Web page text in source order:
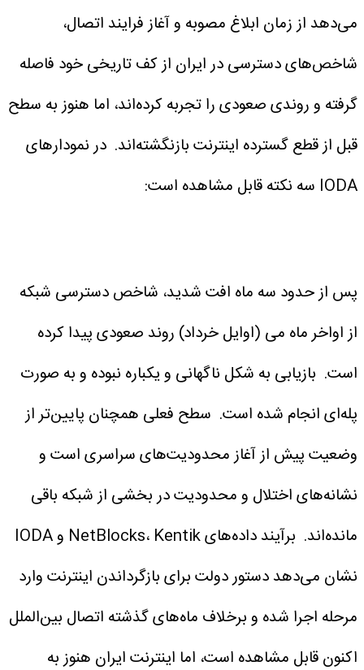
می‌دهد از زمان ابلاغ مصوبه و آغاز فرایند اتصال،
شاخص‌های دسترسی در ایران از کف تاریخی خود فاصله
گرفته و روندی صعودی را تجربه کرده‌اند، اما هنوز به سطح
قبل از قطع گسترده اینترنت بازنگشته‌اند. در نمودارهای
IODA سه نکته قابل مشاهده است:
پس از حدود سه ماه افت شدید، شاخص دسترسی شبکه
از اواخر ماه می (اوایل خرداد) روند صعودی پیدا کرده
است. بازیابی به شکل ناگهانی و یکباره نبوده و به صورت
پله‌ای انجام شده است. سطح فعلی همچنان پایین‌تر از
وضعیت پیش از آغاز محدودیت‌های سراسری است و
نشانه‌های اختلال و محدودیت در بخشی از شبکه باقی
مانده‌اند.
برآیند داده‌های NetBlocks، Kentik و IODA
نشان می‌دهد دستور دولت برای بازگرداندن اینترنت وارد
مرحله اجرا شده و برخلاف ماه‌های گذشته اتصال بین‌الملل
اکنون قابل مشاهده است، اما اینترنت ایران هنوز به